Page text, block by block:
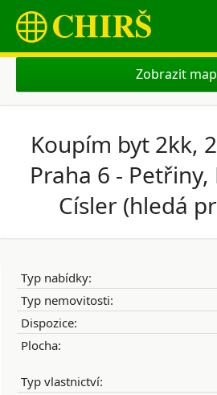
Zobrazit
Koupím byt 2kk,
Praha 6 - Petřiny,
Císler (hledá
Typ nabídky:
Typ nemovitosti:
Dispozice:
Plocha:
Typ vlastnictví: